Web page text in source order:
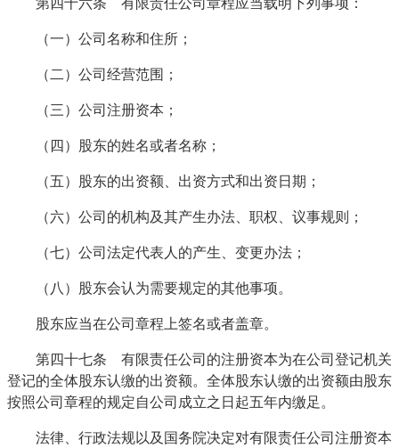
第四十六条 有限责任公司章程应当载明下列事项：
（一）公司名称和住所；
（二）公司经营范围；
（三）公司注册资本；
（四）股东的姓名或者名称；
（五）股东的出资额、出资方式和出资日期；
（六）公司的机构及其产生办法、职权、议事规则；
（七）公司法定代表人的产生、变更办法；
（八）股东会认为需要规定的其他事项。
股东应当在公司章程上签名或者盖章。
第四十七条 有限责任公司的注册资本为在公司登记机关
登记的全体股东认缴的出资额。全体股东认缴的出资额由股东
按照公司章程的规定自公司成立之日起五年内缴足。
法律、行政法规以及国务院决定对有限责任公司注册资本